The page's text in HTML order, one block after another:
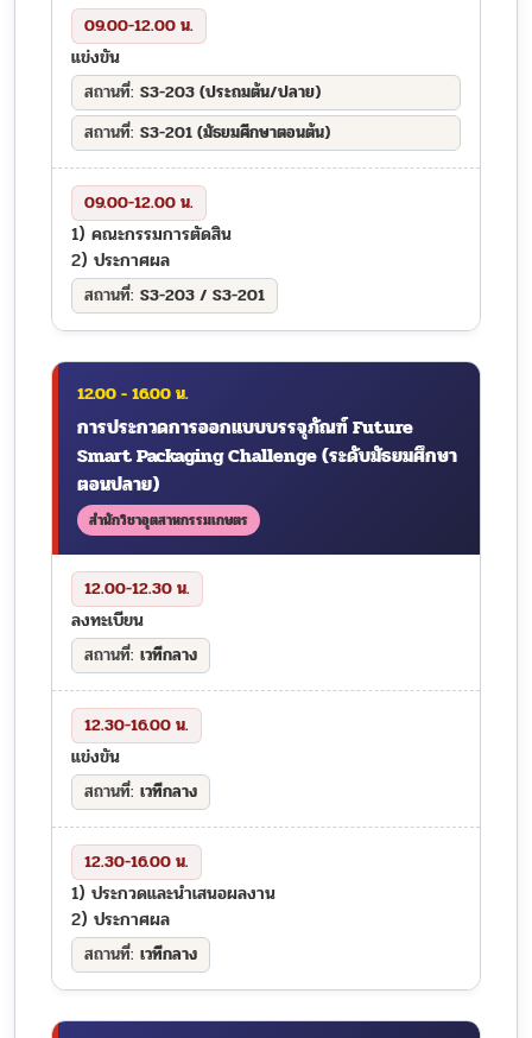
09.00-12.00 น.
แข่งขัน
S3-203 (ประถมต้น/ปลาย)
S3-201 (มัธยมศึกษาตอนต้น)
09.00-12.00 น.
1) คณะกรรมการตัดสิน
2) ประกาศผล
S3-203 / S3-201
12.00 - 16.00 น.
การประกวดการออกแบบบรรจุภัณฑ์ Future
Smart Packaging Challenge (ระดับมัธยมศึกษา
ตอนปลาย)
สำนักวิชาอุตสาหกรรมเกษตร
12.00-12.30 น.
ลงทะเบียน
เวทีกลาง
12.30-16.00 น.
แข่งขัน
เวทีกลาง
12.30-16.00 น.
1) ประกวดและนำเสนอผลงาน
2) ประกาศผล
เวทีกลาง